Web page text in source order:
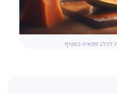
פפאיה כחטיף